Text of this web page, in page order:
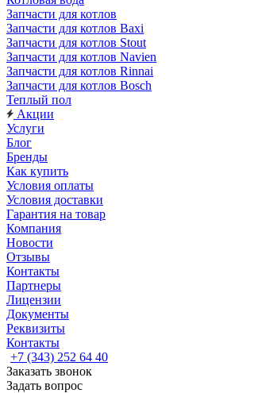
Запчасти для котлов
Запчасти для котлов Baxi
Запчасти для котлов Stout
Запчасти для котлов Navien
Запчасти для котлов Rinnai
Запчасти для котлов Bosch
Теплый пол
Акции
Услуги
Блог
Бренды
Как купить
Условия оплаты
Условия доставки
Гарантия на товар
Компания
Новости
Отзывы
Контакты
Партнеры
Лицензии
Документы
Реквизиты
Контакты
+7 (343) 252 64 40
Заказать звонок
Задать вопрос